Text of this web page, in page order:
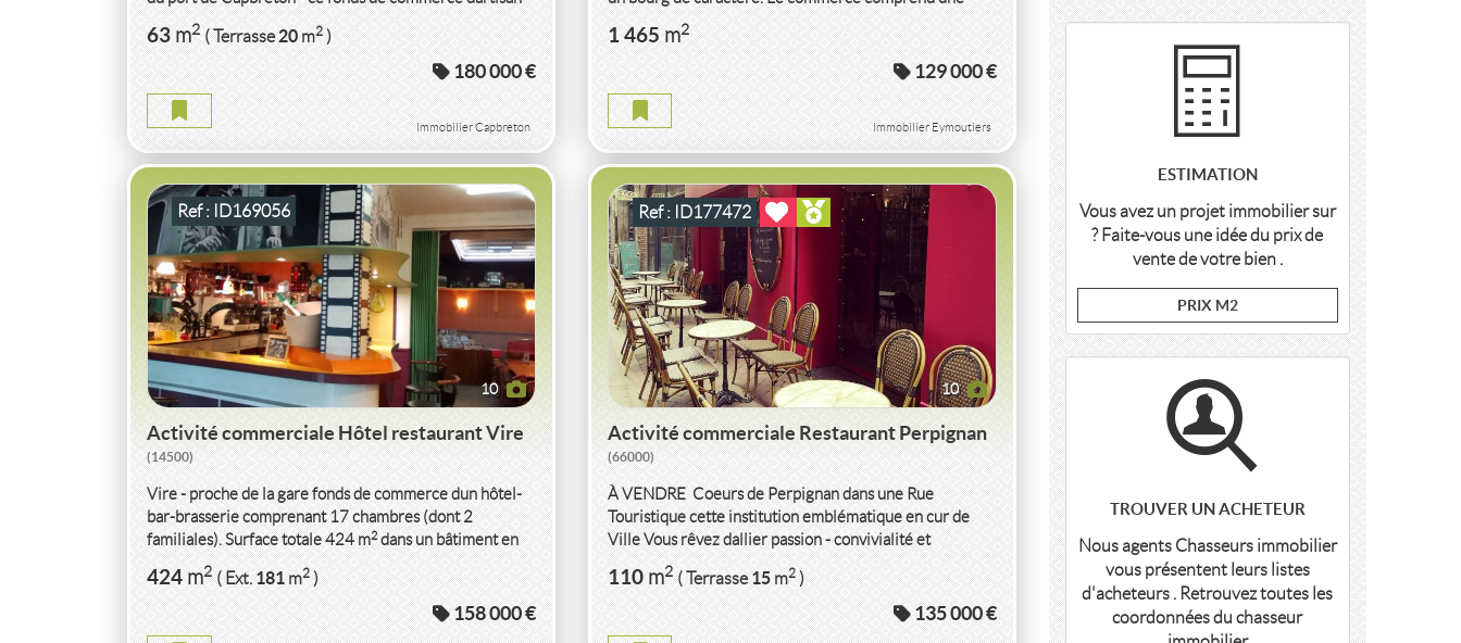
glacier bénéficie...
63m2 ( Terrasse20m2)
180 000 €
Immobilier Capbreton
salle...
1 465m2
129 000 €
Immobilier Eymoutiers
10
Ref : ID169056
VENTEACTIVITÉ COMMERCIALEHÔTEL
RESTAURANTVIRE(14500)
ACTIVITÉ COMMERCIALE HÔTEL RESTAURANT VIRE
424m2 ( Ext.181m2)
Activité commerciale Hôtel restaurant Vire
(14500)
Vire - proche de la gare fonds de commerce dun hôtel-
bar-brasserie comprenant 17 chambres (dont 2
familiales). Surface totale 424 m2dans un bâtiment en
pierre...
424m2 ( Ext.181m2)
158 000 €
10
Ref : ID177472
VENTEACTIVITÉ COMMERCIALE
RESTAURANTPERPIGNAN(66000)
ACTIVITÉ COMMERCIALE RESTAURANT PERPIGNAN
110m2 ( Terrasse15m2)
Activité commerciale Restaurant Perpignan
(66000)
À VENDRE  Coeurs de Perpignan dans une Rue
Touristique cette institution emblématique en cur de
Ville Vous rêvez dallier passion - convivialité et
rentabilité...
110m2 ( Terrasse15m2)
135 000 €
VENTEACTIVITÉ COMMERCIALE
RESTAURANTGIGONDAS(84190)
VENTEACTIVITÉ COMMERCIALE
RESTAURANTCARCASSONNE(11000)
ESTIMATION
Vous avez un projet immobilier sur
? Faite-vous une idée du prix de
vente de votre bien .
PRIX M2
TROUVER UN ACHETEUR
Nous agents Chasseurs immobilier
vous présentent leurs listes
d'acheteurs . Retrouvez toutes les
coordonnées du chasseur